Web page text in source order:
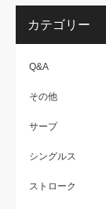
カテゴリー
Q&A
その他
サーブ
シングルス
ストローク